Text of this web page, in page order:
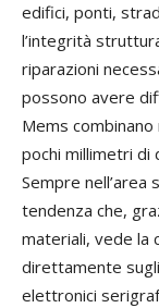
edifici, ponti,
l’integrità
riparazioni
possono avere
Mems
pochi millimetri di
Sempre nell’area
tendenza che,
materiali, vede la
direttamente
elettronici